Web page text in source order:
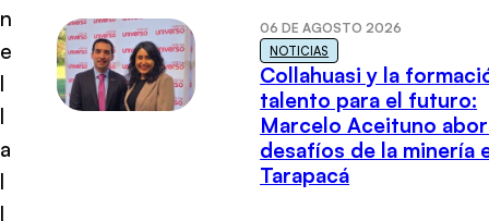
n
e
l
l
a
l
l
06 DE AGOSTO 2026
NOTICIAS
Collahuasi y la
talento para el futuro:
Marcelo Aceituno
desafíos de la minería
Tarapacá